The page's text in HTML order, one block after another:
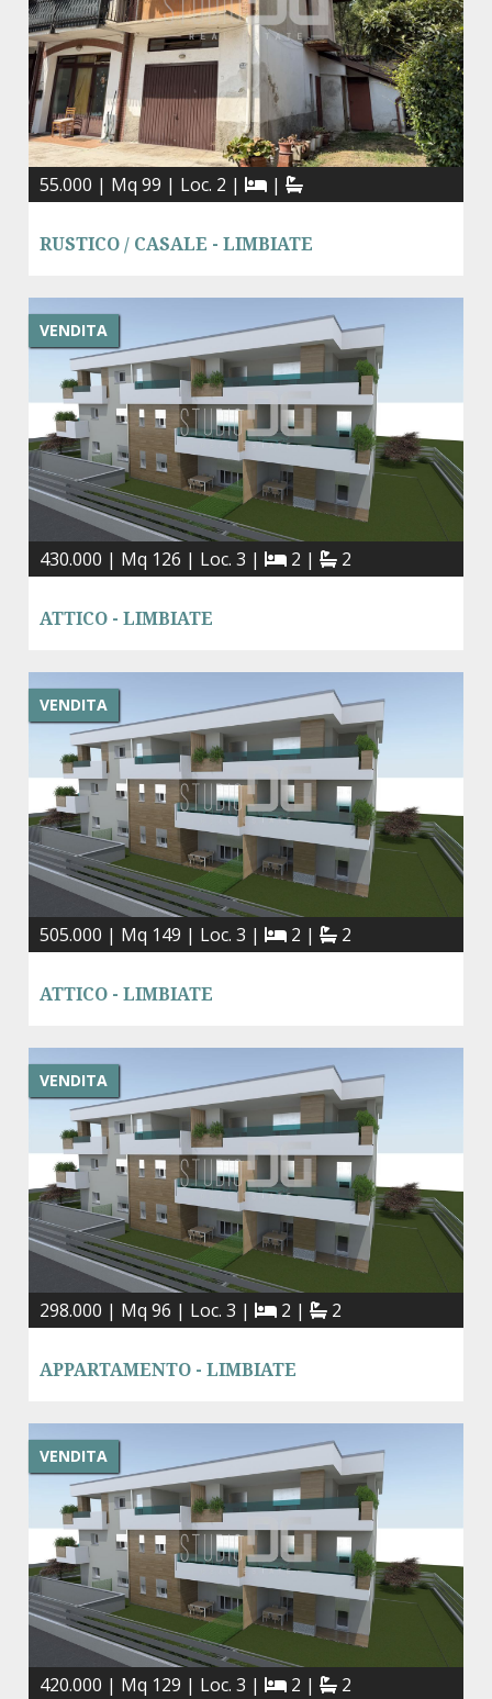
55.000 | Mq 99 | Loc. 2 | |
RUSTICO / CASALE - LIMBIATE
VENDITA
430.000 | Mq 126 | Loc. 3 | 2 | 2
ATTICO - LIMBIATE
VENDITA
505.000 | Mq 149 | Loc. 3 | 2 | 2
ATTICO - LIMBIATE
VENDITA
298.000 | Mq 96 | Loc. 3 | 2 | 2
APPARTAMENTO - LIMBIATE
VENDITA
420.000 | Mq 129 | Loc. 3 | 2 | 2